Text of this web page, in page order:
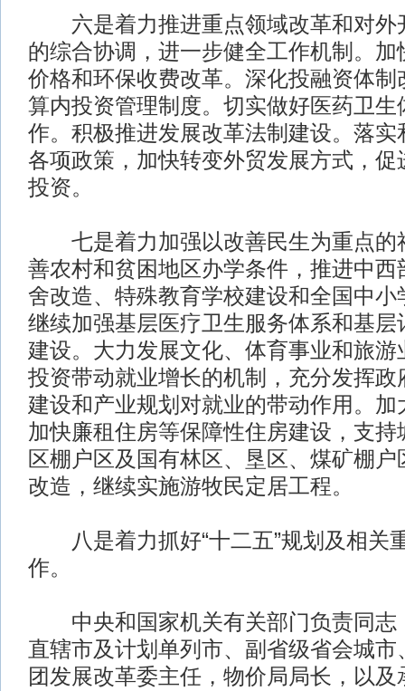
六是着力推进重点领域改革和对外
的综合协调，进一步健全工作机制。加
价格和环保收费改革。深化投融资体制
算内投资管理制度。切实做好医药卫生
作。积极推进发展改革法制建设。落实
各项政策，加快转变外贸发展方式，促
投资。
七是着力加强以改善民生为重点的
善农村和贫困地区办学条件，推进中西
舍改造、特殊教育学校建设和全国中小
继续加强基层医疗卫生服务体系和基层
建设。大力发展文化、体育事业和旅游
投资带动就业增长的机制，充分发挥政
建设和产业规划对就业的带动作用。加
加快廉租住房等保障性住房建设，支持
区棚户区及国有林区、垦区、煤矿棚
改造，继续实施游牧民定居工程。
八是着力抓好“十二五”规划及相关
作。
中央和国家机关有关部门负责同志
直辖市及计划单列市、副省级省会城市
团发展改革委主任，物价局局长，以